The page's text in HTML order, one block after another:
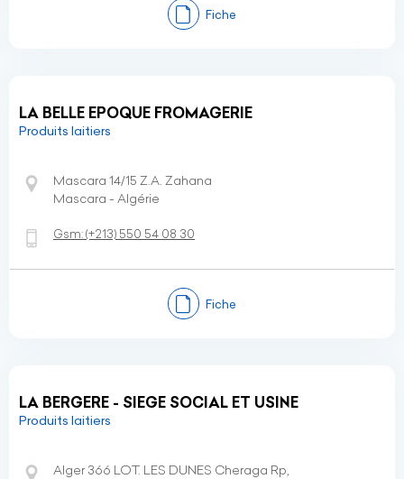
Fiche
LA BELLE EPOQUE FROMAGERIE
Produits laitiers
Mascara 14/15 Z.A. Zahana
Mascara - Algérie
Gsm:(+213) 550 54 08 30
Fiche
LA BERGERE - SIEGE SOCIAL ET USINE
Produits laitiers
Alger 366 LOT. LES DUNES Cheraga Rp,